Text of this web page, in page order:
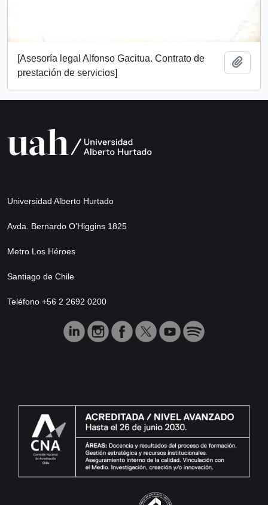
[Asesoría legal Alfonso Gacitua. Contrato de
prestación de servicios]
Universidad Alberto Hurtado
Avda. Bernardo O’Higgins 1825
Metro Los Héroes
Santiago de Chile
Teléfono +56 2 2692 0200